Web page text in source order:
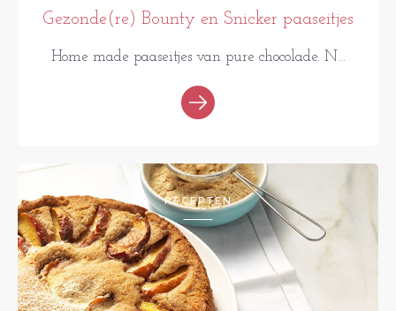
Gezonde(re) Bounty en Snicker paaseitjes
Home made paaseitjes van pure chocolade. N...
RECEPTEN